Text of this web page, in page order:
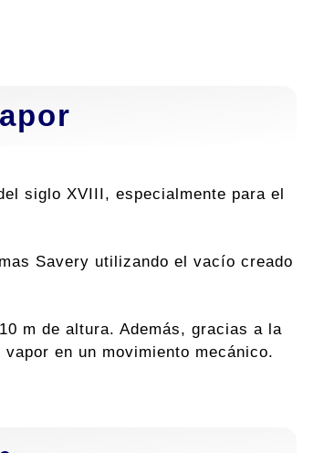
siglo XVIII, especialmente para el
Savery utilizando el vacío creado
m de altura. Además, gracias a la
en un movimiento mecánico.